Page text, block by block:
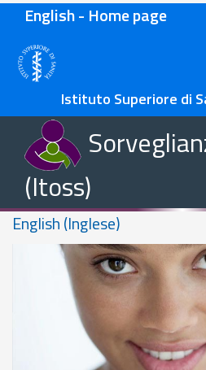
English - Home page
Istituto Superiore di
(Itoss)
English (Inglese)